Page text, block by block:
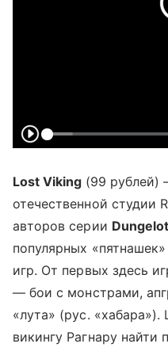
Lost Viking (99 рублей)
отечественной студии
авторов серии Dungelot
популярных
игр. От первых здесь
— бои с монстрами,
«лута» (рус.
викингу Рагнару найти